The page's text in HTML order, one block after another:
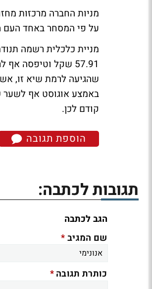
על פי המסחר באחד העם הינו ברמה
שהגיעה לרמת שיא זו,
קודם לכן.
הוספת תגובה
תגובות לכתבה:
הגב לכתבה
שם המגיב*
כותרת תגובה*